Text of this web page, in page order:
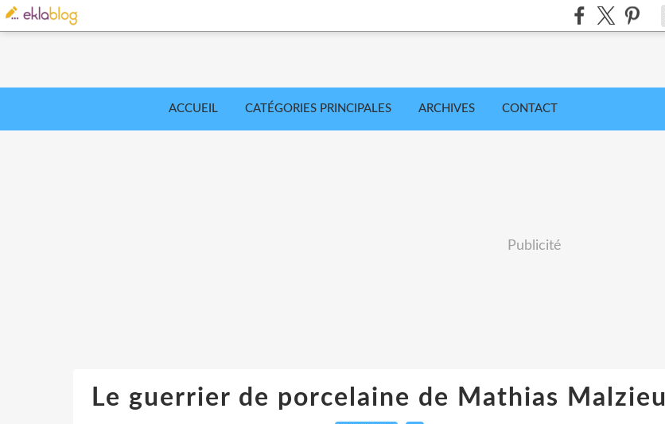
ACCUEIL CATÉGORIES PRINCIPALES ARCHIVES CONTACT
Publicité
Le guerrier de porcelaine de Mathias Malzieu